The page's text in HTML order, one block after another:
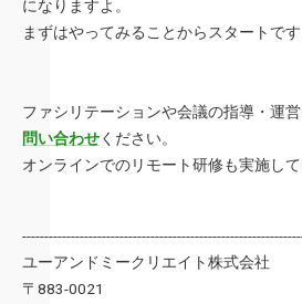
になりますよ。
まずはやってみることからスタートです
ファシリテーションや会議の指導・運
問い合わせください。
オンラインでのリモート研修も実施して
ユーアンドミークリエイト株式会社
〒883-0021